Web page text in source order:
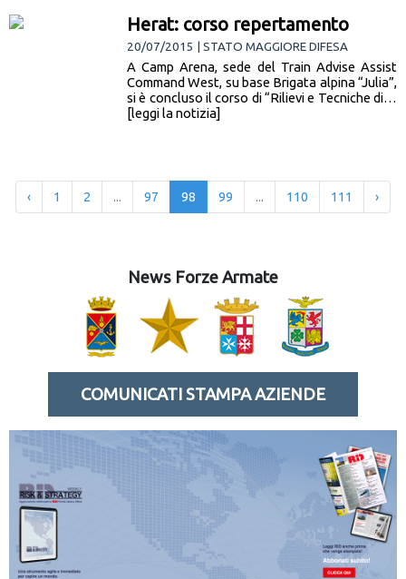
Herat: corso repertamento
20/07/2015 | STATO MAGGIORE DIFESA
A Camp Arena, sede del Train Advise Assist
Command West, su base Brigata alpina “Julia”,
si è concluso il corso di “Rilievi e Tecniche di…
[leggi la notizia]
‹ 1 2 ... 97 98 99 ... 110 111 ›
News Forze Armate
COMUNICATI STAMPA AZIENDE